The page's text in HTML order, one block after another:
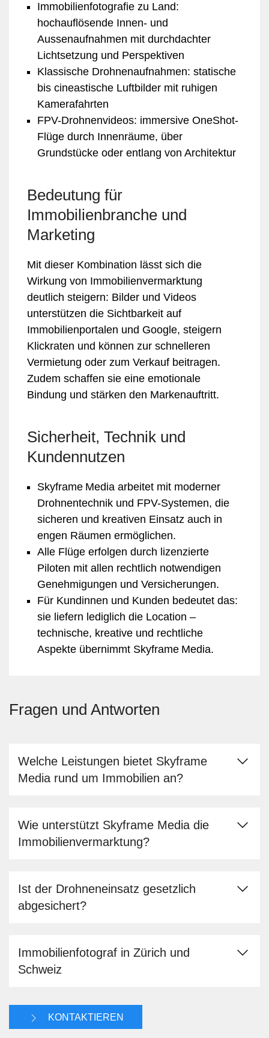
Immobilienfotografie zu Land:
hochauflösende Innen- und
Aussenaufnahmen mit durchdachter
Lichtsetzung und Perspektiven
Klassische Drohnenaufnahmen: statische
bis cineastische Luftbilder mit ruhigen
Kamerafahrten
FPV-Drohnenvideos: immersive OneShot-
Flüge durch Innenräume, über
Grundstücke oder entlang von Architektur
Bedeutung für
Immobilienbranche und
Marketing
Mit dieser Kombination lässt sich die
Wirkung von Immobilienvermarktung
deutlich steigern: Bilder und Videos
unterstützen die Sichtbarkeit auf
Immobilienportalen und Google, steigern
Klickraten und können zur schnelleren
Vermietung oder zum Verkauf beitragen.
Zudem schaffen sie eine emotionale
Bindung und stärken den Markenauftritt.
Sicherheit, Technik und
Kundennutzen
Skyframe Media arbeitet mit moderner
Drohnentechnik und FPV-Systemen, die
sicheren und kreativen Einsatz auch in
engen Räumen ermöglichen.
Alle Flüge erfolgen durch lizenzierte
Piloten mit allen rechtlich notwendigen
Genehmigungen und Versicherungen.
Für Kundinnen und Kunden bedeutet das:
sie liefern lediglich die Location –
technische, kreative und rechtliche
Aspekte übernimmt Skyframe Media.
Fragen und Antworten
Welche Leistungen bietet Skyframe
Media rund um Immobilien an?
Wie unterstützt Skyframe Media die
Immobilienvermarktung?
Ist der Drohneneinsatz gesetzlich
abgesichert?
Immobilienfotograf in Zürich und
Schweiz
KONTAKTIEREN